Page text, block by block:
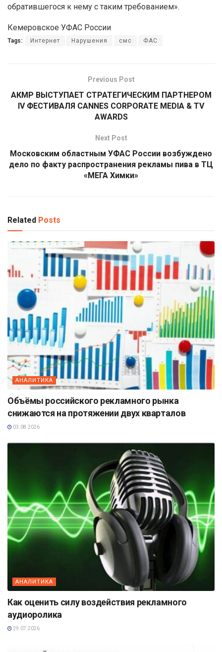
обратившегося к нему с таким требованием».
Кемеровское УФАС России
Tags: Интернет Нарушения смс ФАС
Previous Post
АКМР ВЫСТУПАЕТ СТРАТЕГИЧЕСКИМ ПАРТНЕРОМ
IV ФЕСТИВАЛЯ CANNES CORPORATE MEDIA & TV
AWARDS
Next Post
Московским областным УФАС России возбуждено
дело по факту распространения рекламы пива в ТЦ
«МЕГА Химки»
Related Posts
АНАЛИТИКА
Объёмы российского рекламного рынка
снижаются на протяжении двух кварталов
03.08.2026
АНАЛИТИКА
Как оценить силу воздействия рекламного
аудиоролика
29.07.2026